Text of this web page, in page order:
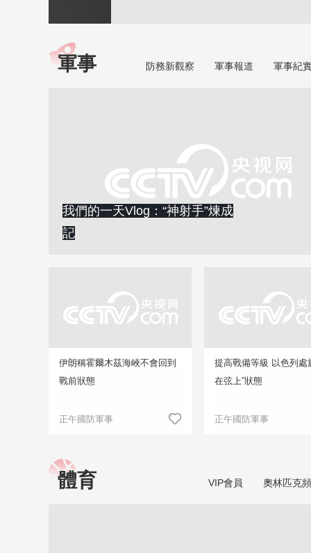
軍事 防務新觀察 軍事報道 軍事紀
我們的一天Vlog：“神射手”煉成
記
伊朗稱霍爾木茲海峽不會回到
戰前狀態
正午國防軍事
提高戰備等級 以色列處
在弦上”狀態
正午國防軍事
體育 VIP會員 奧林匹克